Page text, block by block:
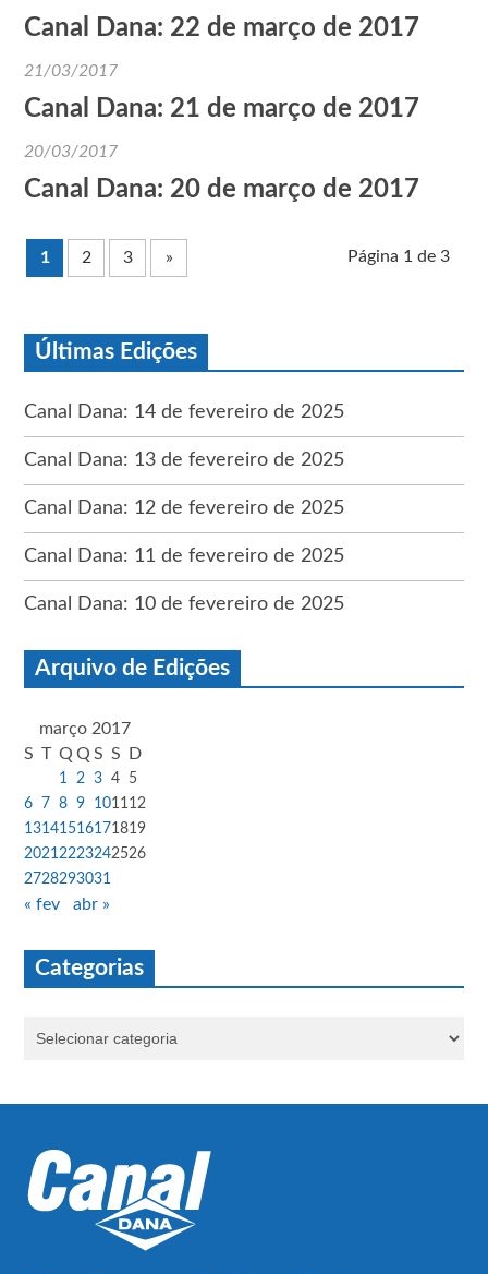
Canal Dana: 22 de março de 2017
21/03/2017
Canal Dana: 21 de março de 2017
20/03/2017
Canal Dana: 20 de março de 2017
Página 1 de 3
1 2 3 »
Últimas Edições
Canal Dana: 14 de fevereiro de 2025
Canal Dana: 13 de fevereiro de 2025
Canal Dana: 12 de fevereiro de 2025
Canal Dana: 11 de fevereiro de 2025
Canal Dana: 10 de fevereiro de 2025
Arquivo de Edições
março 2017
S T Q Q S S D
1 2 3 4
5
6
7 8 9 1011 12
13141516171819
2021 2223242526
2728293031
« fev abr »
Categorias